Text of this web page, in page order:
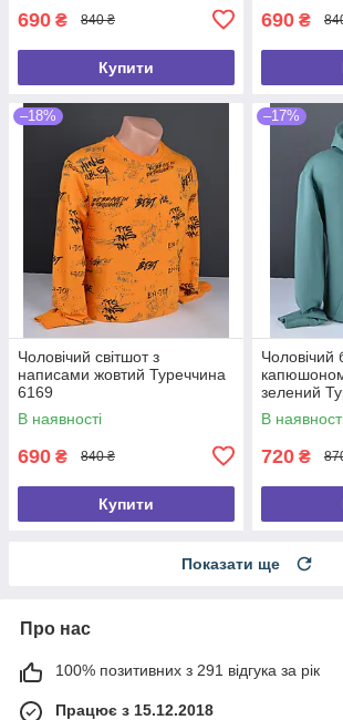
690 ₴ 840 ₴
Купити
690 ₴
–18%
Чоловічий світшот з
написами жовтий Туреччина
6169
В наявності
690 ₴ 840 ₴
Купити
–17%
Чоловічий
капюшоном
зелений
В
720 ₴
Показати ще
Про нас
100% позитивних з 291 відгука за рік
Працює з 15.12.2018